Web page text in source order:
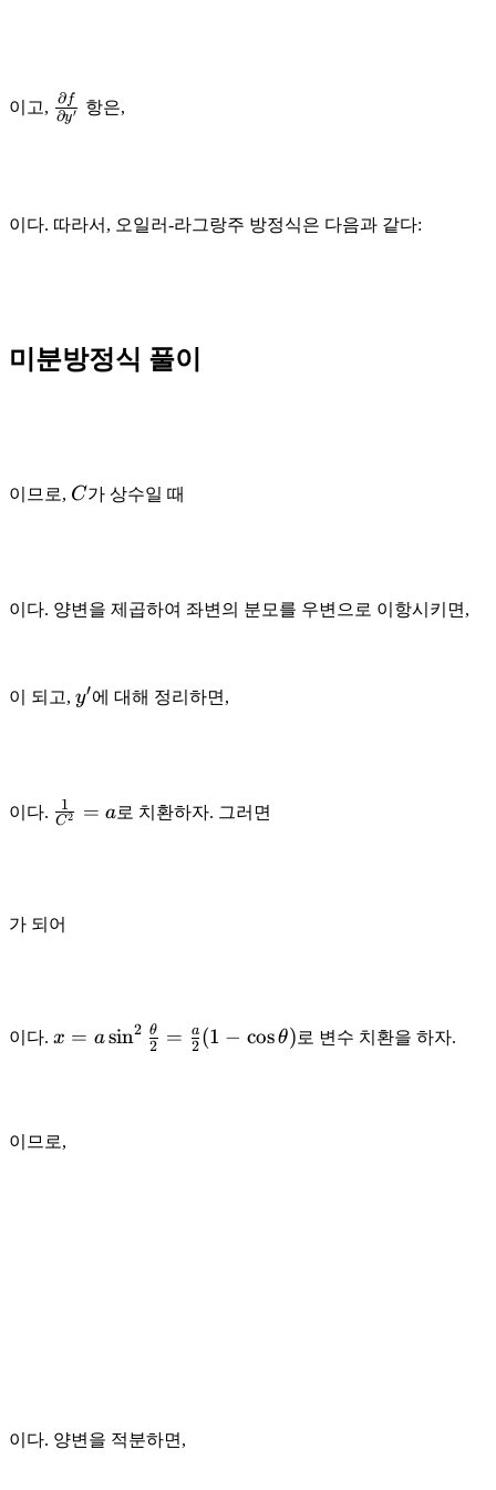
이고, \frac{\partial
f}{\partial
∂y′
∂f 항은,
이다. 따라서, 오일러-라그랑주 방정식은 다음과 같다:
미분방정식 풀이
이므로, C
C가 상수일 때
이다. 양변을 제곱하여 좌변의 분모를 우변으로 이항시키면,
이 되고, y'
y′에 대해 정리하면,
이다. \frac{1}
C2
1 = a로 치환하자. 그러면
가 되어
이다. x = a
2 =
x = asin2
2
θ = 2
a (1 − cosθ)로 변수 치환을 하자.
이므로,
이다. 양변을 적분하면,